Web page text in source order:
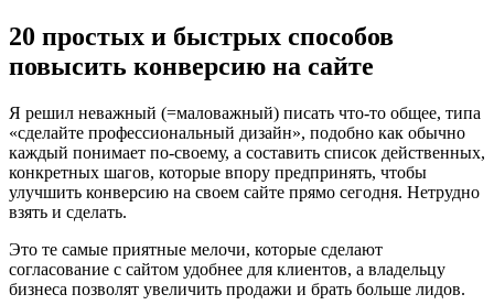
20 простых и быстрых способов
повысить конверсию на сайте
Я решил неважный (=маловажный) писать что-то общее, типа
«сделайте профессиональный дизайн», подобно как обычно
каждый понимает по-своему, а составить список действенных,
конкретных шагов, которые впору предпринять, чтобы
улучшить конверсию на своем сайте прямо сегодня. Нетрудно
взять и сделать.
Это те самые приятные мелочи, которые сделают
согласование с сайтом удобнее для клиентов, а владельцу
бизнеса позволят увеличить продажи и брать больше лидов.